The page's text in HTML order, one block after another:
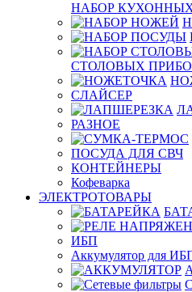
НАБОР
СТОЛОВЫХ
СЛАЙСЕР
РАЗНОЕ
ПОСУДА ДЛЯ СВЧ
КОНТЕЙНЕРЫ
Кофеварка
ЭЛЕКТРОТОВАРЫ
ИБП
Аккумулятор для